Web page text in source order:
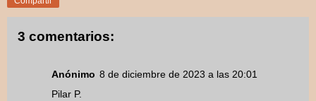
3 comentarios:
Anónimo 8 de diciembre de 2023 a las 20:01
Pilar P.